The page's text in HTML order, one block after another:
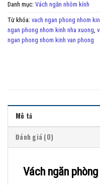
Danh mục: Vách ngăn nhôm kính
Từ khóa: vach ngan phong nhom
ngan phong nhom kinh nha xuong,
ngan phong nhom kinh van phong
Mô tả
Đánh giá (0)
Vách ngăn